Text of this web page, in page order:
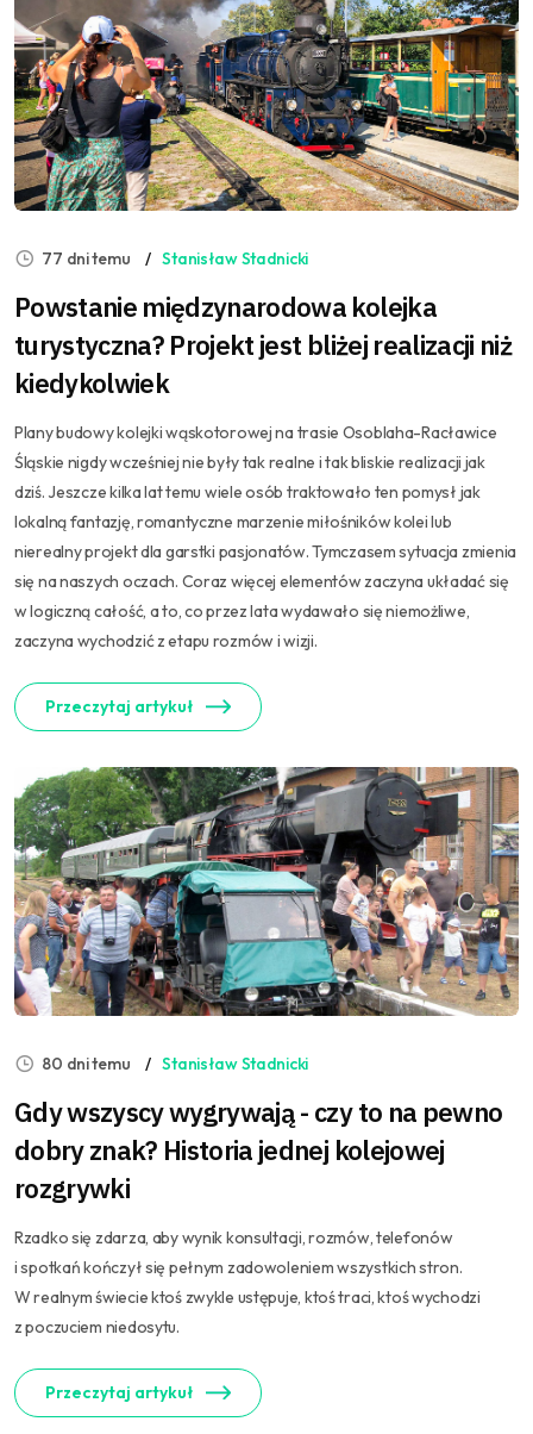
77 dni temu Stanisław Stadnicki
Powstanie międzynarodowa kolejka
turystyczna? Projekt jest bliżej realizacji niż
kiedykolwiek
Plany budowy kolejki wąskotorowej na trasie Osoblaha-Racławice
Śląskie nigdy wcześniej nie były tak realne i tak bliskie realizacji jak
dziś. Jeszcze kilka lat temu wiele osób traktowało ten pomysł jak
lokalną fantazję, romantyczne marzenie miłośników kolei lub
nierealny projekt dla garstki pasjonatów. Tymczasem sytuacja zmienia
się na naszych oczach. Coraz więcej elementów zaczyna układać się
w logiczną całość, a to, co przez lata wydawało się niemożliwe,
zaczyna wychodzić z etapu rozmów i wizji.
Przeczytaj artykuł
80 dni temu Stanisław Stadnicki
Gdy wszyscy wygrywają - czy to na pewno
dobry znak? Historia jednej kolejowej
rozgrywki
Rzadko się zdarza, aby wynik konsultacji, rozmów, telefonów
i spotkań kończył się pełnym zadowoleniem wszystkich stron.
W realnym świecie ktoś zwykle ustępuje, ktoś traci, ktoś wychodzi
z poczuciem niedosytu.
Przeczytaj artykuł